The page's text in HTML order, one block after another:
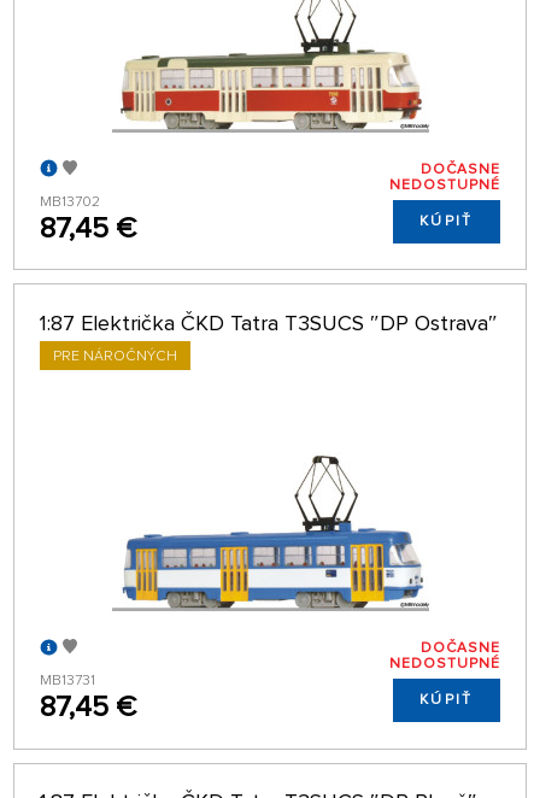
MB13702
87,45 €
DOČASNE
NEDOSTUPNÉ
KÚPIŤ
1:87 Električka ČKD Tatra T3SUCS ″DP Ostrava″
PRE NÁROČNÝCH
MB13731
87,45 €
DOČASNE
NEDOSTUPNÉ
KÚPIŤ